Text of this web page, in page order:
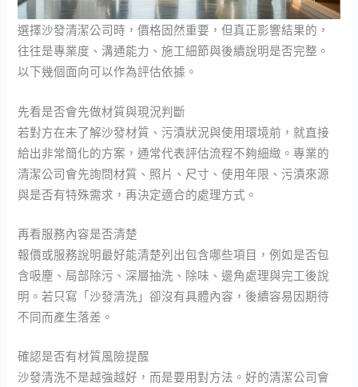
選擇沙發清潔公司時，價格固然重要，但真正影響結果的，
往往是專業度、溝通能力、施工細節與後續說明是否完整。
以下幾個面向可以作為評估依據。
先看是否會先做材質與現況判斷
若對方在未了解沙發材質、污漬狀況與使用環境前，就直接
給出非常簡化的方案，通常代表評估流程不夠細緻。專業的
清潔公司會先詢問材質、照片、尺寸、使用年限、污漬來源
與是否有特殊需求，再決定適合的處理方式。
再看服務內容是否清楚
報價或服務說明最好能清楚列出包含哪些項目，例如是否包
含吸塵、局部除污、深層抽洗、除味、邊角處理與完工後說
明。若只寫「沙發清洗」卻沒有具體內容，後續容易因期待
不同而產生落差。
確認是否有材質風險提醒
沙發清洗不是越強越好，而是要用對方法。好的清潔公司會